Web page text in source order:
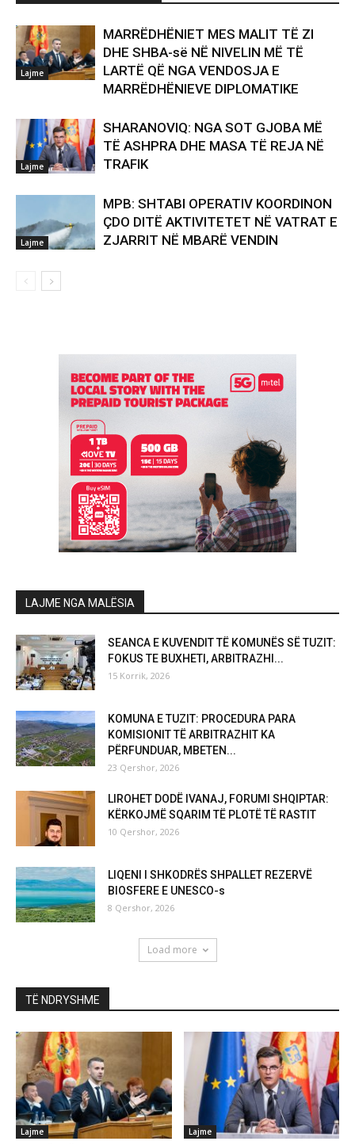
Lajme
MARRËDHËNIET MES MALIT TË ZI
DHE SHBA-së NË NIVELIN MË TË
LARTË QË NGA VENDOSJA E
MARRËDHËNIEVE DIPLOMATIKE
Lajme
SHARANOVIQ: NGA SOT GJOBA MË
TË ASHPRA DHE MASA TË REJA NË
TRAFIK
Lajme
MPB: SHTABI OPERATIV KOORDINON
ÇDO DITË AKTIVITETET NË VATRAT E
ZJARRIT NË MBARË VENDIN
LAJME NGA MALËSIA
SEANCA E KUVENDIT TË KOMUNËS SË TUZIT:
FOKUS TE BUXHETI, ARBITRAZHI...
15 Korrik, 2026
KOMUNA E TUZIT: PROCEDURA PARA
KOMISIONIT TË ARBITRAZHIT KA
PËRFUNDUAR, MBETEN...
23 Qershor, 2026
LIROHET DODË IVANAJ, FORUMI SHQIPTAR:
KËRKOJMË SQARIM TË PLOTË TË RASTIT
10 Qershor, 2026
LIQENI I SHKODRËS SHPALLET REZERVË
BIOSFERE E UNESCO-s
8 Qershor, 2026
Load more
TË NDRYSHME
Lajme Lajme